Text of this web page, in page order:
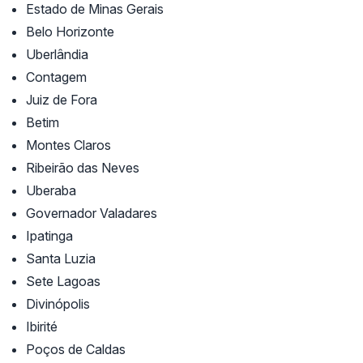
Estado de Minas Gerais
Belo Horizonte
Uberlândia
Contagem
Juiz de Fora
Betim
Montes Claros
Ribeirão das Neves
Uberaba
Governador Valadares
Ipatinga
Santa Luzia
Sete Lagoas
Divinópolis
Ibirité
Poços de Caldas